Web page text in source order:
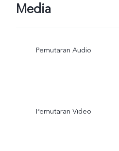
Media
Pemutaran Audio
Pemutaran Video